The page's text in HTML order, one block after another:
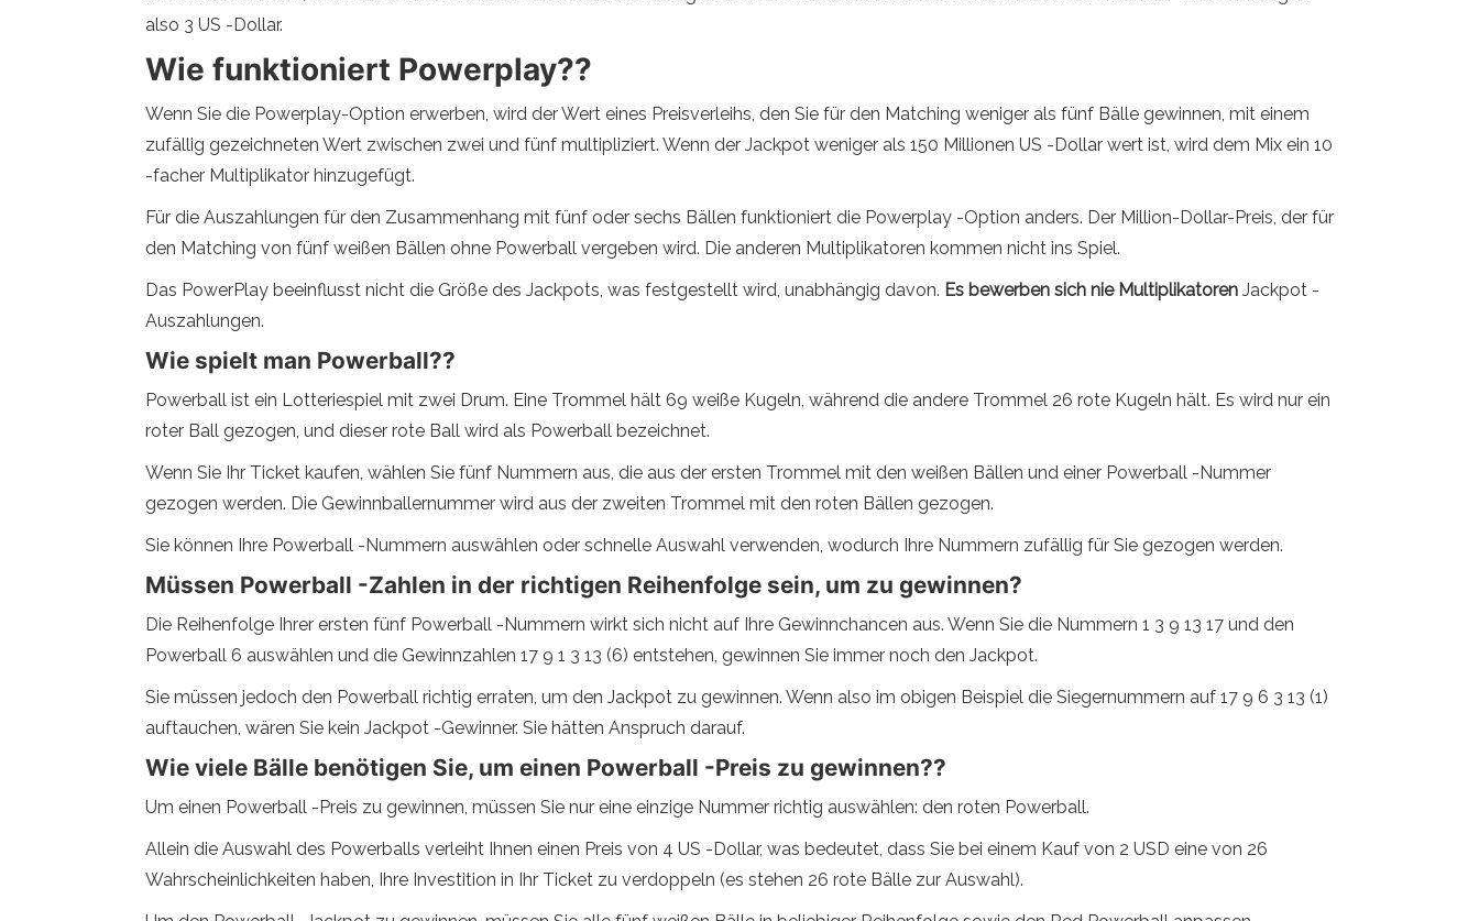
also 3 US -Dollar.
Wie funktioniert Powerplay??
Wenn Sie die Powerplay-Option erwerben, wird der Wert eines Preisverleihs, den Sie für den Matching weniger als fünf Bälle gewinnen, mit einem
zufällig gezeichneten Wert zwischen zwei und fünf multipliziert. Wenn der Jackpot weniger als 150 Millionen US -Dollar wert ist, wird dem Mix ein 10
-facher Multiplikator hinzugefügt.
Für die Auszahlungen für den Zusammenhang mit fünf oder sechs Bällen funktioniert die Powerplay -Option anders. Der Million-Dollar-Preis, der für
den Matching von fünf weißen Bällen ohne Powerball vergeben wird. Die anderen Multiplikatoren kommen nicht ins Spiel.
Das PowerPlay beeinflusst nicht die Größe des Jackpots, was festgestellt wird, unabhängig davon. Es bewerben sich nie Multiplikatoren Jackpot -
Auszahlungen.
Wie spielt man Powerball??
Powerball ist ein Lotteriespiel mit zwei Drum. Eine Trommel hält 69 weiße Kugeln, während die andere Trommel 26 rote Kugeln hält. Es wird nur ein
roter Ball gezogen, und dieser rote Ball wird als Powerball bezeichnet.
Wenn Sie Ihr Ticket kaufen, wählen Sie fünf Nummern aus, die aus der ersten Trommel mit den weißen Bällen und einer Powerball -Nummer
gezogen werden. Die Gewinnballernummer wird aus der zweiten Trommel mit den roten Bällen gezogen.
Sie können Ihre Powerball -Nummern auswählen oder schnelle Auswahl verwenden, wodurch Ihre Nummern zufällig für Sie gezogen werden.
Müssen Powerball -Zahlen in der richtigen Reihenfolge sein, um zu gewinnen?
Die Reihenfolge Ihrer ersten fünf Powerball -Nummern wirkt sich nicht auf Ihre Gewinnchancen aus. Wenn Sie die Nummern 1 3 9 13 17 und den
Powerball 6 auswählen und die Gewinnzahlen 17 9 1 3 13 (6) entstehen, gewinnen Sie immer noch den Jackpot.
Sie müssen jedoch den Powerball richtig erraten, um den Jackpot zu gewinnen. Wenn also im obigen Beispiel die Siegernummern auf 17 9 6 3 13 (1)
auftauchen, wären Sie kein Jackpot -Gewinner. Sie hätten Anspruch darauf.
Wie viele Bälle benötigen Sie, um einen Powerball -Preis zu gewinnen??
Um einen Powerball -Preis zu gewinnen, müssen Sie nur eine einzige Nummer richtig auswählen: den roten Powerball.
Allein die Auswahl des Powerballs verleiht Ihnen einen Preis von 4 US -Dollar, was bedeutet, dass Sie bei einem Kauf von 2 USD eine von 26
Wahrscheinlichkeiten haben, Ihre Investition in Ihr Ticket zu verdoppeln (es stehen 26 rote Bälle zur Auswahl).